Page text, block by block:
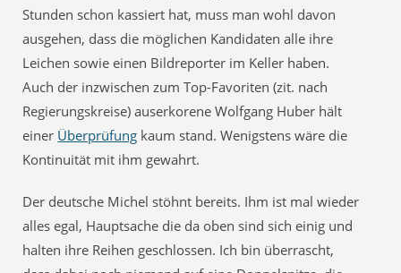
Stunden schon kassiert hat, muss man wohl davon
ausgehen, dass die möglichen Kandidaten alle ihre
Leichen sowie einen Bildreporter im Keller haben.
Auch der inzwischen zum Top-Favoriten (zit. nach
Regierungskreise) auserkorene Wolfgang Huber hält
einer Überprüfung kaum stand. Wenigstens wäre die
Kontinuität mit ihm gewahrt.
Der deutsche Michel stöhnt bereits. Ihm ist mal wieder
alles egal, Hauptsache die da oben sind sich einig und
halten ihre Reihen geschlossen. Ich bin überrascht,